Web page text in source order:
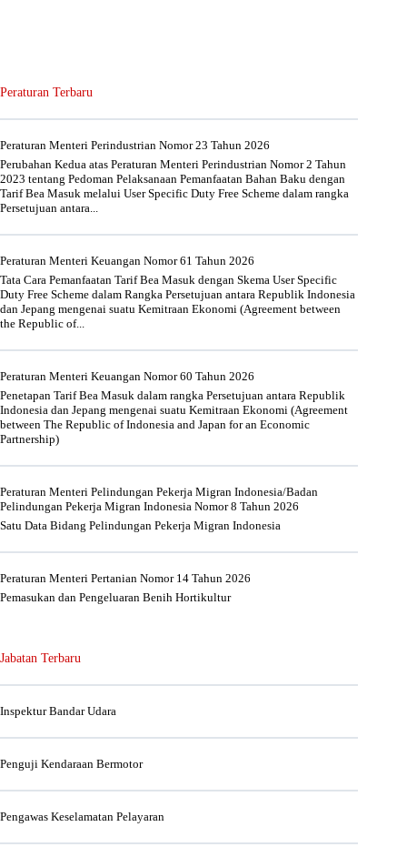
Peraturan Terbaru
Peraturan Menteri Perindustrian Nomor 23 Tahun 2026
Perubahan Kedua atas Peraturan Menteri Perindustrian Nomor 2 Tahun
2023 tentang Pedoman Pelaksanaan Pemanfaatan Bahan Baku dengan
Tarif Bea Masuk melalui User Specific Duty Free Scheme dalam rangka
Persetujuan antara...
Peraturan Menteri Keuangan Nomor 61 Tahun 2026
Tata Cara Pemanfaatan Tarif Bea Masuk dengan Skema User Specific
Duty Free Scheme dalam Rangka Persetujuan antara Republik Indonesia
dan Jepang mengenai suatu Kemitraan Ekonomi (Agreement between
the Republic of...
Peraturan Menteri Keuangan Nomor 60 Tahun 2026
Penetapan Tarif Bea Masuk dalam rangka Persetujuan antara Republik
Indonesia dan Jepang mengenai suatu Kemitraan Ekonomi (Agreement
between The Republic of Indonesia and Japan for an Economic
Partnership)
Peraturan Menteri Pelindungan Pekerja Migran Indonesia/Badan
Pelindungan Pekerja Migran Indonesia Nomor 8 Tahun 2026
Satu Data Bidang Pelindungan Pekerja Migran Indonesia
Peraturan Menteri Pertanian Nomor 14 Tahun 2026
Pemasukan dan Pengeluaran Benih Hortikultur
Jabatan Terbaru
Inspektur Bandar Udara
Penguji Kendaraan Bermotor
Pengawas Keselamatan Pelayaran